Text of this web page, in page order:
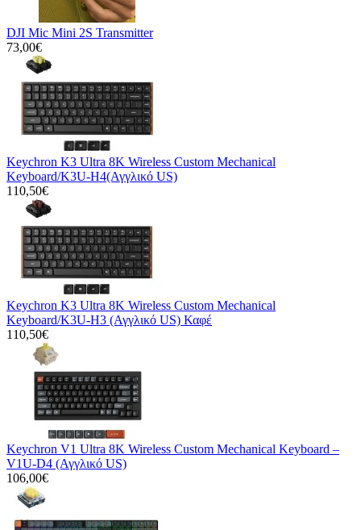
DJI Mic Mini 2S Transmitter
73,00€
Keychron K3 Ultra 8K Wireless Custom Mechanical
Keyboard/K3U-H4(Αγγλικό US)
110,50€
Keychron K3 Ultra 8K Wireless Custom Mechanical
Keyboard/K3U-H3 (Αγγλικό US) Καφέ
110,50€
Keychron V1 Ultra 8K Wireless Custom Mechanical Keyboard –
V1U-D4 (Αγγλικό US)
106,00€